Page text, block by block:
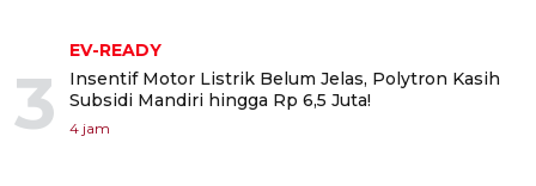
3
EV-READY
Insentif Motor Listrik Belum Jelas, Polytron Kasih
Subsidi Mandiri hingga Rp 6,5 Juta!
4 jam